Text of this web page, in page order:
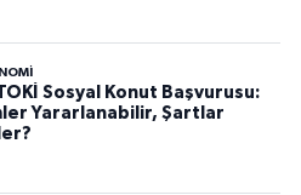
Sosyal Konut Başvurusu:
Yararlanabilir, Şartlar